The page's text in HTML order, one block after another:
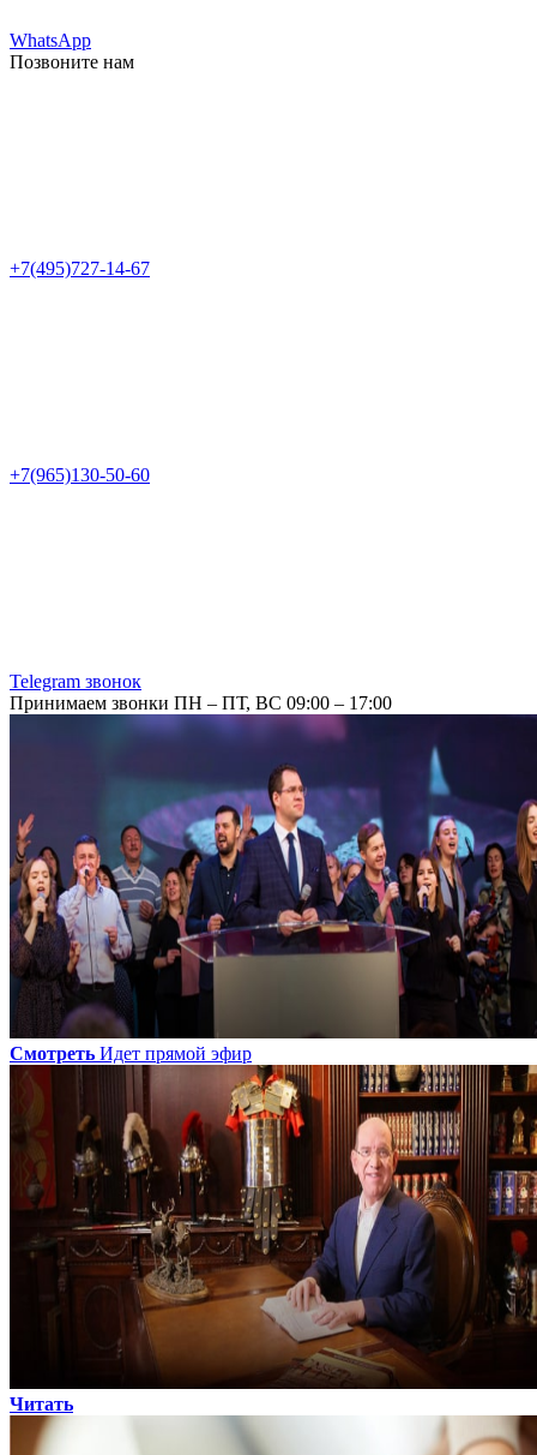
WhatsApp
Позвоните нам
+7(495)727-14-67
+7(965)130-50-60
Telegram звонок
Принимаем звонки ПН – ПТ, ВС 09:00 – 17:00
Смотреть Идет прямой эфир
Читать